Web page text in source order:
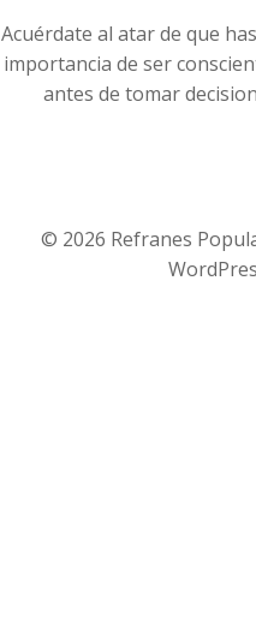
Acuérdate al atar de que
importancia de ser
antes de tomar
© 2026 Refranes